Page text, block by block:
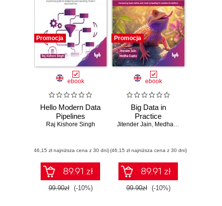
Promocja
ebook
Hello Modern Data
Pipelines
Raj Kishore Singh
(46,15 zł najniższa cena z 30 dni)
89.91 zł
99.90zł (-10%)
Promocja
ebook
Big Data in
Practice
Jitender Jain, Medha Gupta
(46,15 zł najniższa cena z 30 dni)
89.91 zł
99.90zł (-10%)